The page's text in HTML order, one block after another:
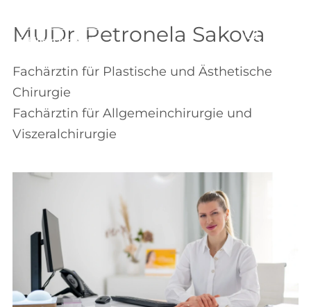
Inhalt
springen
MUDr. Petronela Sakova
Fachärztin für Plastische und Ästhetische
Chirurgie
Fachärztin für Allgemeinchirurgie und
Viszeralchirurgie